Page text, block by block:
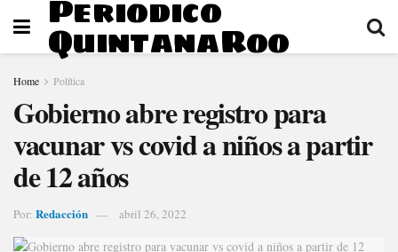
Periodico
QuintanaRoo
Home Política
Gobierno abre registro para
vacunar vs covid a niños a partir
de 12 años
Por: Redacción abril 26, 2022